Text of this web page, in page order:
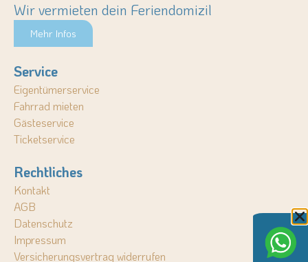
Wir vermieten dein Feriendomizil
Mehr Infos
Service
Eigentümerservice
Fahrrad mieten
Gästeservice
Ticketservice
Rechtliches
Kontakt
AGB
Datenschutz
Impressum
Versicherungsvertrag widerrufen